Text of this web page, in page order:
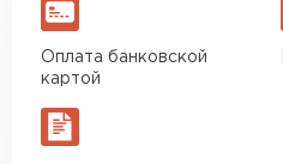
Оплата банковской
картой